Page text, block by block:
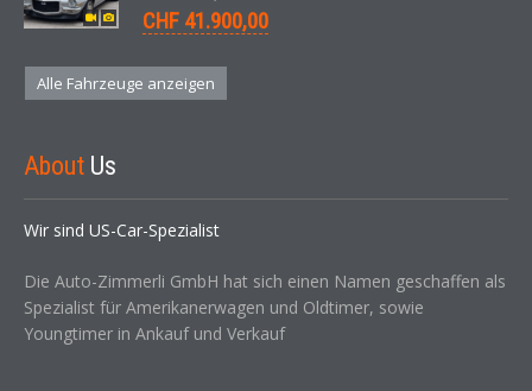
CHF 41.900,00
Alle Fahrzeuge anzeigen
About Us
Wir sind US-Car-Spezialist
Die Auto-Zimmerli GmbH hat sich einen Namen geschaffen als
Spezialist für Amerikanerwagen und Oldtimer, sowie
Youngtimer in Ankauf und Verkauf